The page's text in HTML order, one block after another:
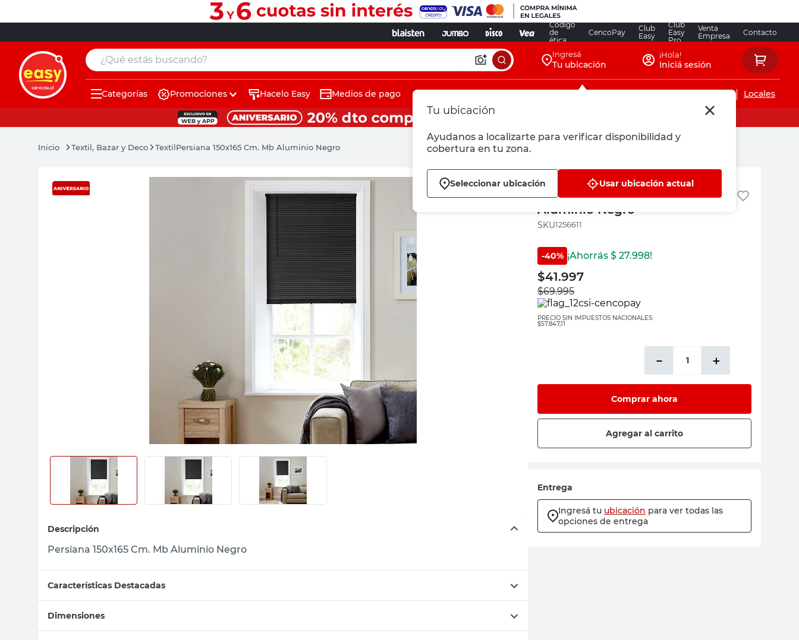
Código
de
ética
CencoPay
Club
Easy
Club
Easy
Pro
Venta
Empresa
Contacto
¿Qué estás buscando? Ingresá
Tu ubicación
Tu ubicación
Ayudanos a localizarte para verificar disponibilidad y
cobertura en tu zona.
Seleccionar ubicación Usar ubicación actual
¡Hola!
Iniciá sesión
Categorías Promociones Hacelo Easy Medios de pago Servicios de instalaciones Locales
Textil, Bazar y Deco TextilPersiana 150x165 Cm. Mb Aluminio Negro
Descripción
Persiana 150x165 Cm. Mb Aluminio Negro
Características Destacadas
Dimensiones
M+Design
Persiana 150x165 Cm. Mb
Aluminio Negro
:1256611
-40% ¡Ahorrás $ 27.998!
$41.997
$69.995
PRECIO SIN IMPUESTOS NACIONALES:
$57.847,11
＋
－
Comprar ahora
Agregar al carrito
Entrega
Ingresá tu ubicación para ver todas las
opciones de entrega
muebles